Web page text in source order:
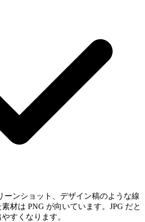
ーンショット、デザイン稿のような線
材は PNG が向いています。JPG だと
すくなります。